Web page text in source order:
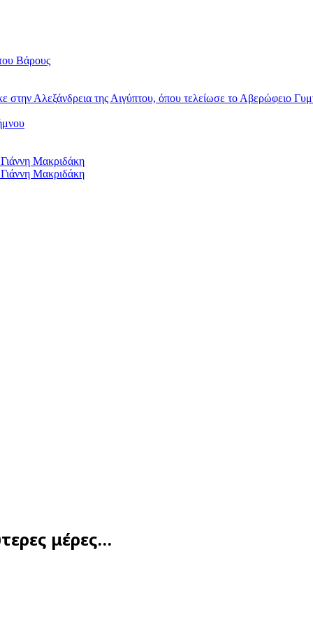
Βάρους
Αλεξάνδρεια της Αιγύπτου, όπου τελείωσε το Αβερώφειο
Μακριδάκη
Μακριδάκη
μέρες…